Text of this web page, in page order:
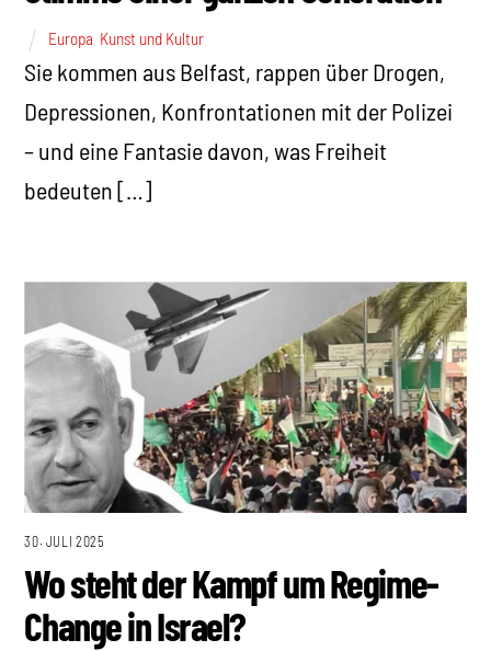
Europa Kunst und Kultur
Sie kommen aus Belfast, rappen über Drogen,
Depressionen, Konfrontationen mit der Polizei
– und eine Fantasie davon, was Freiheit
bedeuten […]
30. JULI 2025
Wo steht der Kampf um Regime-
Change in Israel?